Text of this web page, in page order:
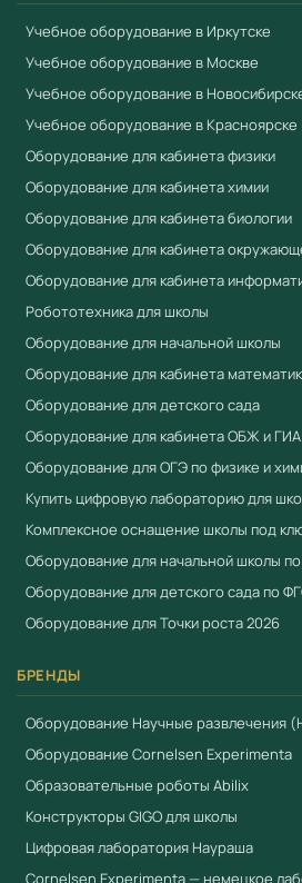
Учебное оборудование в Иркутске
Учебное оборудование в Москве
Учебное оборудование в
Учебное оборудование в Красноярске
Оборудование для кабинета физики
Оборудование для кабинета химии
Оборудование для кабинета биологии
Оборудование для кабинета
Оборудование для кабинета
Робототехника для школы
Оборудование для начальной школы
Оборудование для кабинета
Оборудование для детского сада
Оборудование для кабинета ОБЖ и ГИА
Оборудование для ОГЭ по физике и
Купить цифровую лабораторию для
Комплексное оснащение школы под
Оборудование для начальной школы
Оборудование для детского сада по
Оборудование для Точки роста 2026
БРЕНДЫ
Оборудование Научные развлечения
Оборудование Cornelsen Experimenta
Образовательные роботы Abilix
Конструкторы GIGO для школы
Цифровая лаборатория Наураша